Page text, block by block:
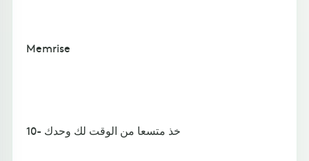
Memrise
10- خذ متسعا من الوقت لك وحدك